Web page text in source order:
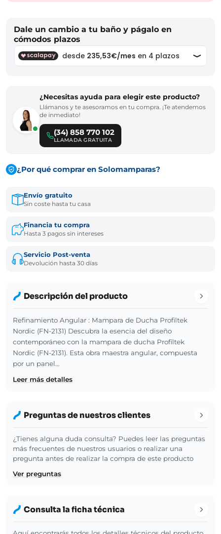
Dale un cambio a tu baño y págalo en
cómodos plazos
¿Necesitas ayuda para elegir este producto?
Llámanos y te asesoramos en tu compra. ¡Te atendemos
de inmediato!
(34) 858 770 102
LLAMADA GRATUITA
¿Por qué comprar en Solomamparas?
Envío gratuito
Sin coste hasta tu casa
Financia tu compra
Hasta 3 pagos sin intereses
Servicio Post-venta
Devolución hasta 30 días
Descripción del producto
Refinamiento Angular : Mampara de Ducha Profiltek
Nordic (FN-2131) Descubra la esencia del diseño
contemporáneo con la mampara de ducha Profiltek
Nordic (FN-2131). Esta obra maestra angular, compuesta
por un panel…
Leer más detalles
Preguntas de nuestros clientes
¿Tienes alguna duda consulta? Puedes leer las preguntas
más frecuentes de nuestros usuarios o realizar una
pregunta antes de realizar la compra de este producto
Ver preguntas
Consulta la ficha técnica